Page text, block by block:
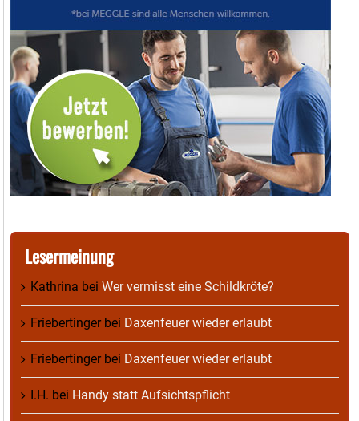
Lesermeinung
Kathrina bei Wer vermisst eine Schildkröte?
Friebertingerbei Daxenfeuer wieder erlaubt
Friebertingerbei Daxenfeuer wieder erlaubt
I.H. bei Handy statt Aufsichtspflicht